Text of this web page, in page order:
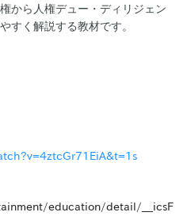
から人権デュー・ディリジェン
すく解説する教材です。
education/detail/__icsF